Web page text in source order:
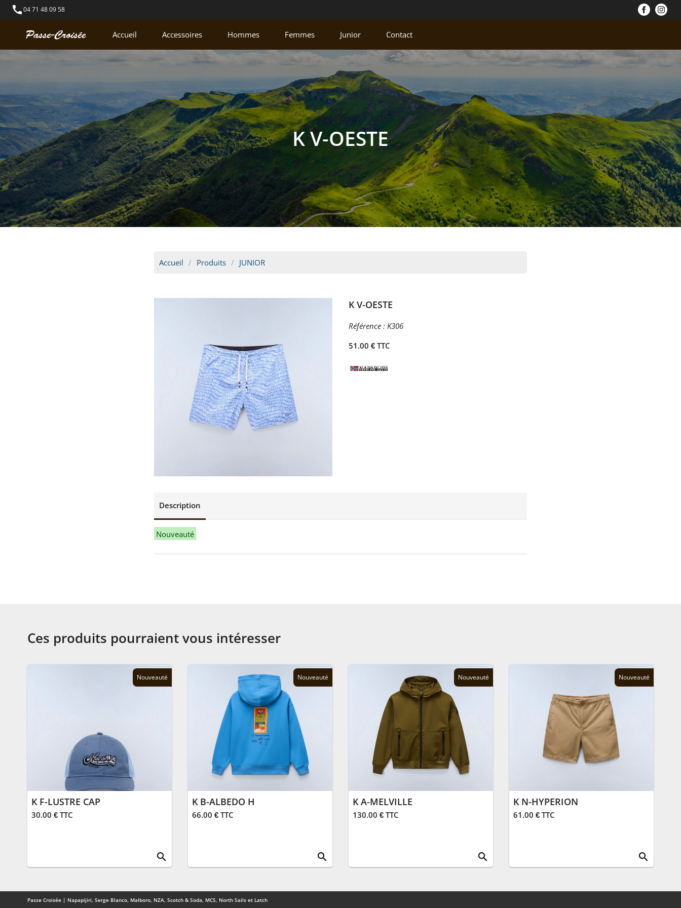
call04 71 48 09 58
Accueil Accessoires Hommes Femmes Junior Contact
K V-OESTE
Accueil Produits JUNIOR
K V-OESTE
Référence : K306
51.00 € TTC
Description
Nouveauté
Ces produits pourraient vous intéresser
Nouveauté
K F-LUSTRE CAP
30.00 € TTC
search
Nouveauté
K B-ALBEDO H
66.00 € TTC
search
Nouveauté
K A-MELVILLE
130.00 € TTC
search
Nouveauté
K N-HYPERION
61.00 € TTC
search
Passe Croisée | Napapijiri, Serge Blanco, Malboro, NZA, Scotch & Soda, MCS, North Sails et Latch